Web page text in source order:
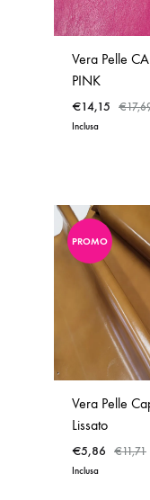
Vera Pelle
PINK
€14,15 €
Inclusa
ADD
TO
WISHLIST
PROMO
Vera Pelle
Lissato
€5,86 €11,71
Inclusa